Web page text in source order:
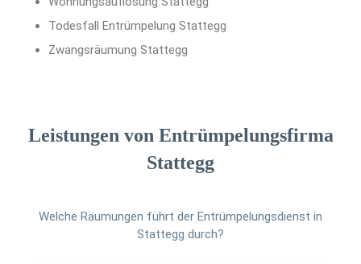
Todesfall Entrümpelung Stattegg
Zwangsräumung Stattegg
Leistungen von Entrümpelungsfirma
Stattegg
Welche Räumungen führt der Entrümpelungsdienst in
Stattegg durch?